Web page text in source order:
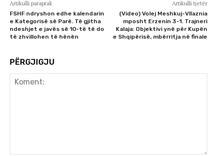
Artikulli paraprak
FSHF ndryshon edhe kalendarin
e Kategorisë së Parë. Të gjitha
ndeshjet e javës së 10-të të do
të zhvillohen të hënën
Artikulli tjetër
(Video) Volej Meshkuj-Vllaznia
mposht Erzenin 3-1. Trajneri
Kalaja: Objektivi ynë për Kupën
e Shqipërisë, mbërritja në finale
PËRGJIGJU